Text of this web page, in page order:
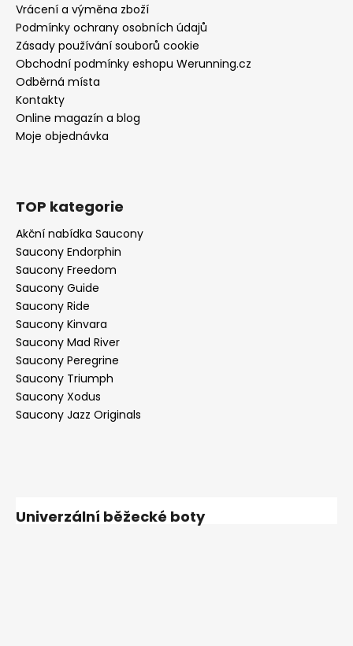
Vrácení a výměna zboží
Podmínky ochrany osobních údajů
Zásady používání souborů cookie
Obchodní podmínky eshopu Werunning.cz
Odběrná místa
Kontakty
Online magazín a blog
Moje objednávka
TOP kategorie
Akční nabídka Saucony
Saucony Endorphin
Saucony Freedom
Saucony Guide
Saucony Ride
Saucony Kinvara
Saucony Mad River
Saucony Peregrine
Saucony Triumph
Saucony Xodus
Saucony Jazz Originals
Univerzální běžecké boty